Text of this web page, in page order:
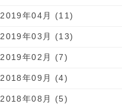
2019年04月 (11)
2019年03月 (13)
2019年02月 (7)
2018年09月 (4)
2018年08月 (5)